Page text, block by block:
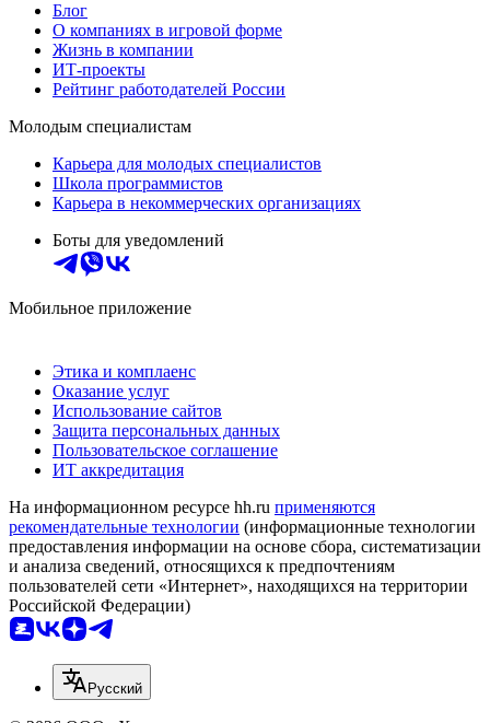
Блог
О компаниях в игровой форме
Жизнь в компании
ИТ-проекты
Рейтинг работодателей России
Молодым специалистам
Карьера для молодых специалистов
Школа программистов
Карьера в некоммерческих организациях
Боты для уведомлений
Мобильное приложение
Этика и комплаенс
Оказание услуг
Использование сайтов
Защита персональных данных
Пользовательское соглашение
ИТ аккредитация
На информационном ресурсе hh.ru применяются
рекомендательные технологии (информационные технологии
предоставления информации на основе сбора, систематизации
и анализа сведений, относящихся к предпочтениям
пользователей сети «Интернет», находящихся на территории
Российской Федерации)
Русский